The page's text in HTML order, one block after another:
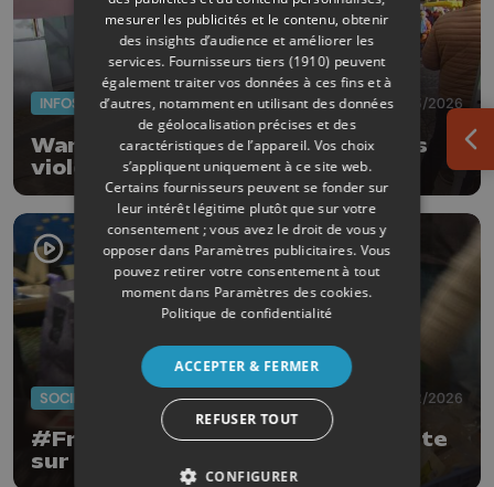
INFOS 06/03/2026
Waremme : sensibiliser contre les
violences intrafamiliales
SOCIÉTÉ 16/02/2026
#FrigoVide : la campagne qui alerte
sur la précarité alimentaire
mesurer les publicités et le contenu, obtenir
des insights d’audience et améliorer les
services. Fournisseurs tiers (1910) peuvent
également traiter vos données à ces fins et à
d’autres, notamment en utilisant des données
de géolocalisation précises et des
caractéristiques de l’appareil. Vos choix
s’appliquent uniquement à ce site web.
Certains fournisseurs peuvent se fonder sur
leur intérêt légitime plutôt que sur votre
consentement ; vous avez le droit de vous y
opposer dans Paramètres publicitaires. Vous
pouvez retirer votre consentement à tout
moment dans Paramètres des cookies.
Politique de confidentialité
ACCEPTER & FERMER
REFUSER TOUT
CONFIGURER